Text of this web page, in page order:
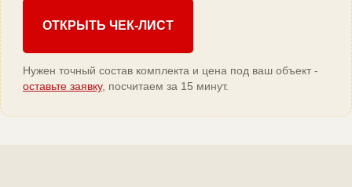
ОТКРЫТЬ ЧЕК-ЛИСТ
Нужен точный состав комплекта и цена под ваш объект -
оставьте заявку, посчитаем за 15 минут.